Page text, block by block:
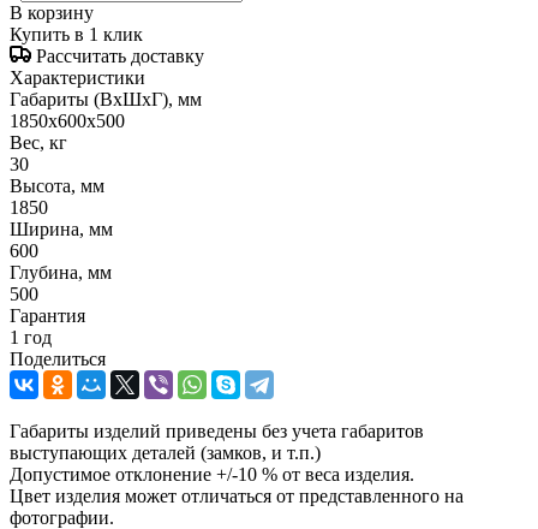
В корзину
Купить в 1 клик
Рассчитать доставку
Характеристики
Габариты (ВxШxГ), мм
1850x600x500
Вес, кг
30
Высота, мм
1850
Ширина, мм
600
Глубина, мм
500
Гарантия
1 год
Поделиться
Габариты изделий приведены без учета габаритов
выступающих деталей (замков, и т.п.)
Допустимое отклонение +/-10 % от веса изделия.
Цвет изделия может отличаться от представленного на
фотографии.